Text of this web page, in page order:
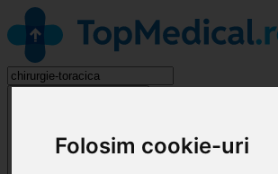
Folosim cookie-uri